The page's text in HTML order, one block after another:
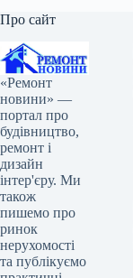
Про сайт
«Ремонт
новини» —
портал про
будівництво,
ремонт і
дизайн
інтер'єру. Ми
також
пишемо про
ринок
нерухомості
та публікуємо